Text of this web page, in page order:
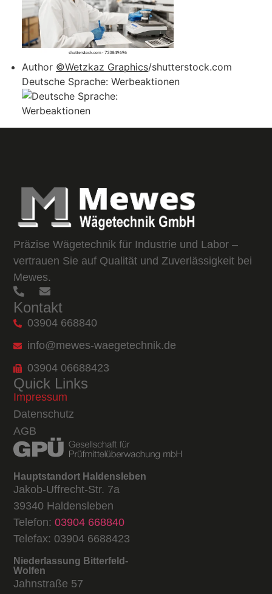
Author ©Wetzkaz Graphics/shutterstock.com
Deutsche Sprache: Werbeaktionen
Präzise Wägetechnik für Industrie und Labor –
vertrauen Sie auf Qualität und Zuverlässigkeit bei
Mewes.
Kontakt
03904 668840
info@mewes-waegetechnik.de
03904 06688423
Quick Links
Impressum
Datenschutz
AGB
Hauptstandort Haldensleben
Jakob-Uffrecht-Str. 7a
39340 Haldensleben
Telefon:03904 668840
Telefax: 03904 6688423
Niederlassung Bitterfeld-
Wolfen
Jahnstraße 57